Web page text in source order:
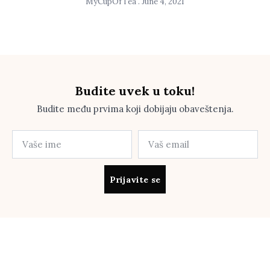
Budite uvek u toku!
Budite među prvima koji dobijaju obaveštenja.
Prijavite se